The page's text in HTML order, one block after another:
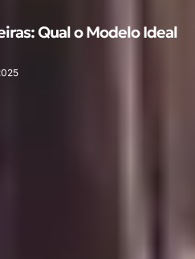
Qual o Modelo Ideal